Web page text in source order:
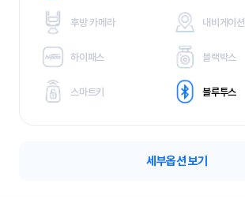
후방 카메라 내비게이션
하이패스 블랙박스
스마트키 블루투스
세부옵션 보기